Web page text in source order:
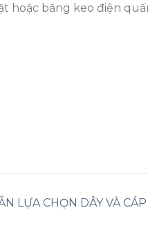
hoặc băng keo điện
LỰA CHỌN DÂY VÀ